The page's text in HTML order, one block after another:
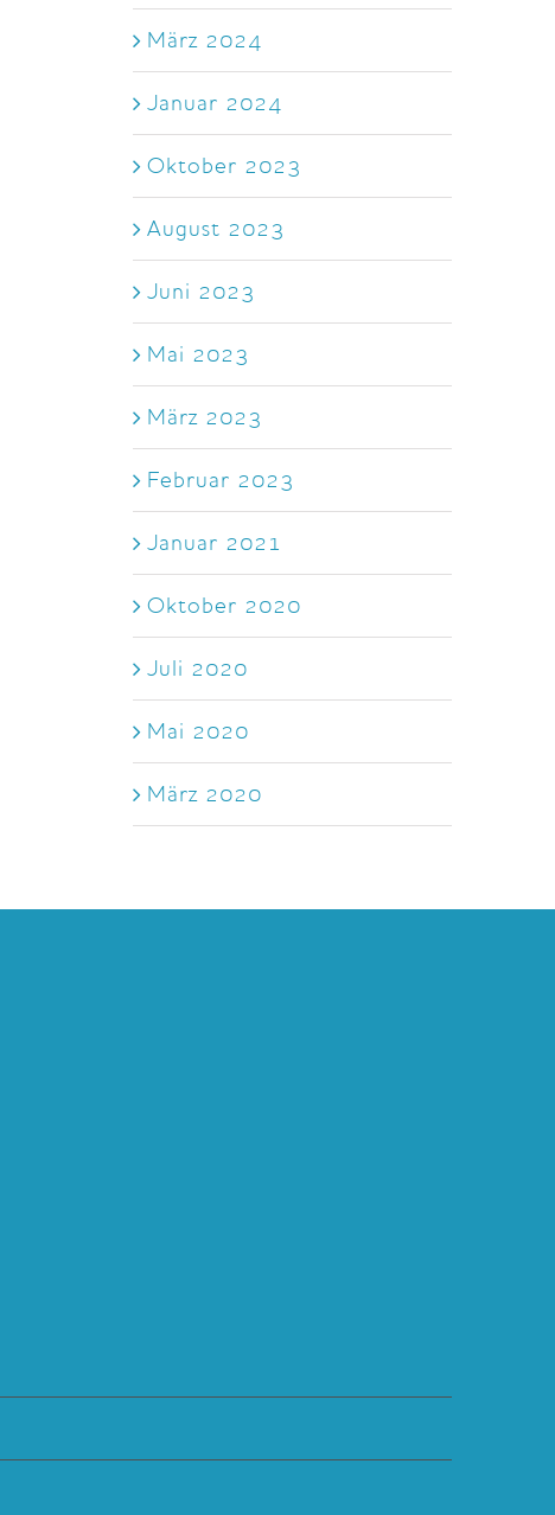
März 2024
Januar 2024
Oktober 2023
August 2023
Juni 2023
Mai 2023
März 2023
Februar 2023
Januar 2021
Oktober 2020
Juli 2020
Mai 2020
März 2020